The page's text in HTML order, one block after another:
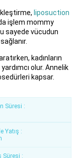
liposuction
işlem mommy
sayede vücudun
kadınların
olur. Annelik
kapsar.
Süresi :
Yatış :
Süresi :